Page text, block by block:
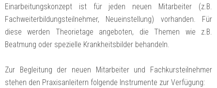
Einarbeitungskonzept ist für jeden neuen Mitarbeiter (z.B.
Fachweiterbildungsteilnehmer, Neueinstellung) vorhanden. Für
diese werden Theorietage angeboten, die Themen wie z.B.
Beatmung oder spezielle Krankheitsbilder behandeln.
Zur Begleitung der neuen Mitarbeiter und Fachkursteilnehmer
stehen den Praxisanleitern folgende Instrumente zur Verfügung: